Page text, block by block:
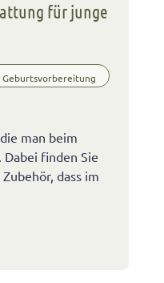
für junge
Geburtsvorbereitung
man beim
finden Sie
dass im